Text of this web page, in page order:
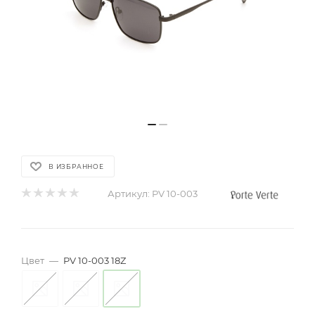
В ИЗБРАННОЕ
Артикул: PV 10-003
Цвет — PV 10-003 18Z